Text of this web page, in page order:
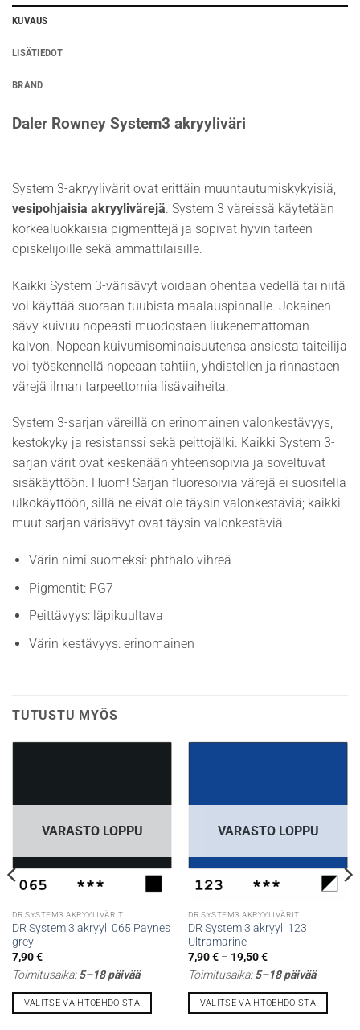
KUVAUS
LISÄTIEDOT
BRAND
Daler Rowney System3 akryyliväri
System 3-akryylivärit ovat erittäin muuntautumiskykyisiä,
vesipohjaisia akryylivärejä. System 3 väreissä käytetään
korkealuokkaisia pigmenttejä ja sopivat hyvin taiteen
opiskelijoille sekä ammattilaisille.
Kaikki System 3-värisävyt voidaan ohentaa vedellä tai niitä
voi käyttää suoraan tuubista maalauspinnalle. Jokainen
sävy kuivuu nopeasti muodostaen liukenemattoman
kalvon. Nopean kuivumisominaisuutensa ansiosta taiteilija
voi työskennellä nopeaan tahtiin, yhdistellen ja rinnastaen
värejä ilman tarpeettomia lisävaiheita.
System 3-sarjan väreillä on erinomainen valonkestävyys,
kestokyky ja resistanssi sekä peittojälki. Kaikki System 3-
sarjan värit ovat keskenään yhteensopivia ja soveltuvat
sisäkäyttöön. Huom! Sarjan fluoresoivia värejä ei suositella
ulkokäyttöön, sillä ne eivät ole täysin valonkestäviä; kaikki
muut sarjan värisävyt ovat täysin valonkestäviä.
Värin nimi suomeksi: phthalo vihreä
Pigmentit: PG7
Peittävyys: läpikuultava
Värin kestävyys: erinomainen
TUTUSTU MYÖS
VARASTO LOPPU
DR SYSTEM3 AKRYYLIVÄRIT
DR System 3 akryyli 065 Paynes
grey
7,90€
Toimitusaika:5–18 päivää
VALITSE VAIHTOEHDOISTA
VARASTO LOPPU
DR SYSTEM3 AKRYYLIVÄRIT
DR System 3 akryyli 123
Ultramarine
7,90€ – 19,50€Hintaluokka:
-
Toimitusaika:5–18 päivää
VALITSE VAIHTOEHDOISTA